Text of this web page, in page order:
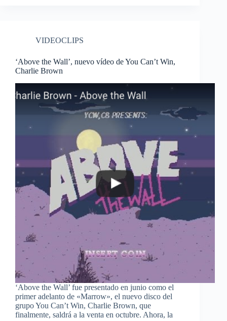
VIDEOCLIPS
‘Above the Wall’, nuevo vídeo de You Can’t Win,
Charlie Brown
‘Above the Wall’ fue presentado en junio como el
primer adelanto de «Marrow», el nuevo disco del
grupo You Can’t Win, Charlie Brown, que
finalmente, saldrá a la venta en octubre. Ahora, la